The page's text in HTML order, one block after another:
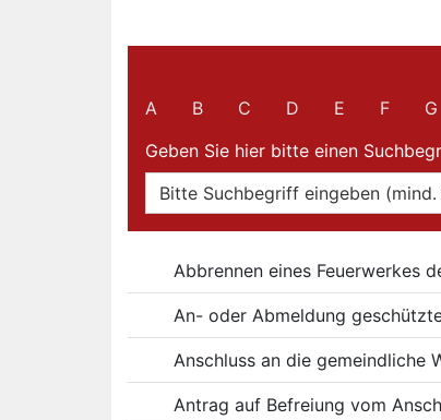
A
B C D E F G
Geben Sie hier bitte einen
Abbrennen eines Feuerwerkes
An- oder Abmeldung
Anschluss an die gemeindliche
Antrag auf Befreiung vom